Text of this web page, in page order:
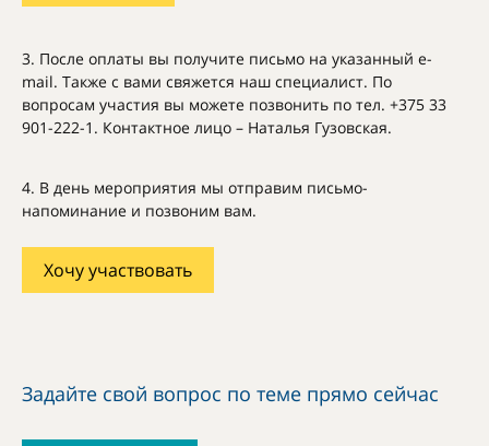
3. После оплаты вы получите письмо на указанный e-
mail. Также с вами свяжется наш специалист. По
вопросам участия вы можете позвонить по тел. +375 33
901-222-1. Контактное лицо – Наталья Гузовская.
4. В день мероприятия мы отправим письмо-
напоминание и позвоним вам.
Хочу участвовать
Задайте свой вопрос по теме прямо сейчас